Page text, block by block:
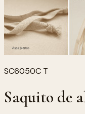
SC6050C T
Saquito de